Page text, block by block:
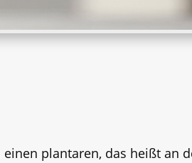
plantaren, das heißt an